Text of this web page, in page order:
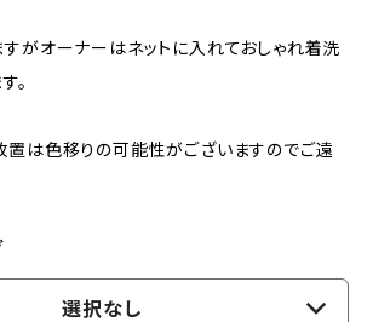
がオーナーはネットに入れておしゃれ着洗
。
置は色移りの可能性がございますのでご遠
選択なし